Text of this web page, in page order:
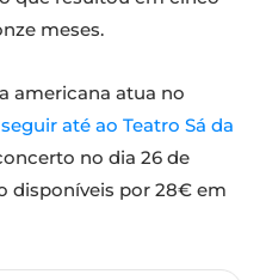
meses.
americana atua no
até ao Teatro Sá da
no dia 26 de
disponíveis por 28€ em